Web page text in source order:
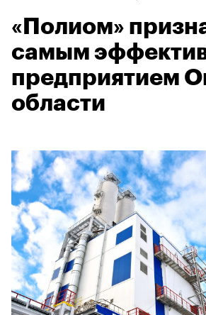
«Полиом»
самым
предприятием
области